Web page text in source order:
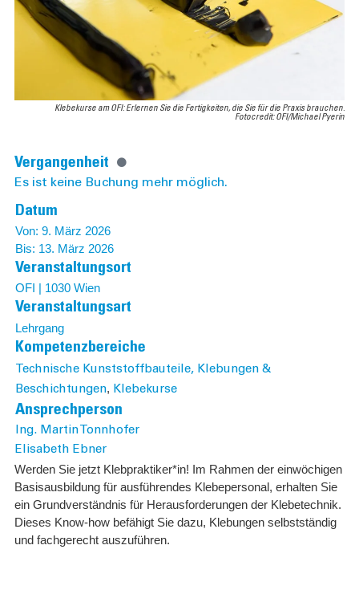
Werden Sie jetzt Klebpraktiker*in! Im Rahmen der einwöchigen
Basisausbildung für ausführendes Klebepersonal, erhalten Sie
ein Grundverständnis für Herausforderungen der Klebetechnik.
Dieses Know-how befähigt Sie dazu, Klebungen selbstständig
und fachgerecht auszuführen.
Klebekurse am OFI: Erlernen Sie die Fertigkeiten, die Sie für die Praxis brauchen.
Fotocredit: OFI/Michael Pyerin
Vergangenheit
Es ist keine Buchung mehr möglich.
Datum
Von: 9. März 2026
Bis: 13. März 2026
Veranstaltungsort
OFI | 1030 Wien
Veranstaltungsart
Lehrgang
Kompetenzbereiche
Technische Kunststoffbauteile, Klebungen &
Beschichtungen, Klebekurse
Ansprechperson
Ing. Martin Tonnhofer
Elisabeth Ebner